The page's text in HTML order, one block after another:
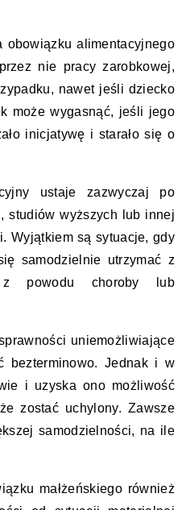
obowiązku alimentacyjnego
nie pracy zarobkowej,
nawet jeśli dziecko
może wygasnąć, jeśli jego
inicjatywę i starało się o
ustaje zazwyczaj po
studiów wyższych lub innej
Wyjątkiem są sytuacje, gdy
samodzielnie utrzymać z
powodu choroby lub
uniemożliwiające
bezterminowo. Jednak i w
i uzyska ono możliwość
zostać uchylony. Zawsze
samodzielności, na ile
małżeńskiego również